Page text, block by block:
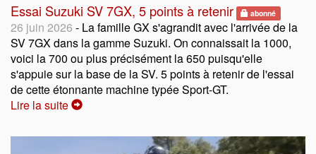
Essai Suzuki SV 7GX, 5 points à retenir abonné
26 juin 2026 - La famille GX s'agrandit avec l'arrivée de la
SV 7GX dans la gamme Suzuki. On connaissait la 1000,
voici la 700 ou plus précisément la 650 puisqu'elle
s'appuie sur la base de la SV. 5 points à retenir de l'essai
de cette étonnante machine typée Sport-GT.
Lire la suite